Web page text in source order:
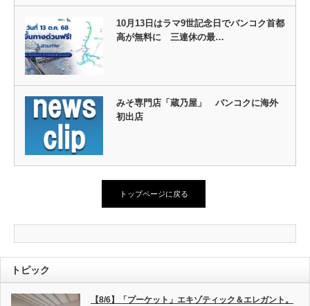
10月13日はラマ9世記念日でバンコク首都
高が無料に 三連休の最…
みそ専門店「蔵乃屋」 バンコクに海外
初出店
トップページに戻る
トピック
【8/6】「プーケット」エキゾティック＆エレガント。